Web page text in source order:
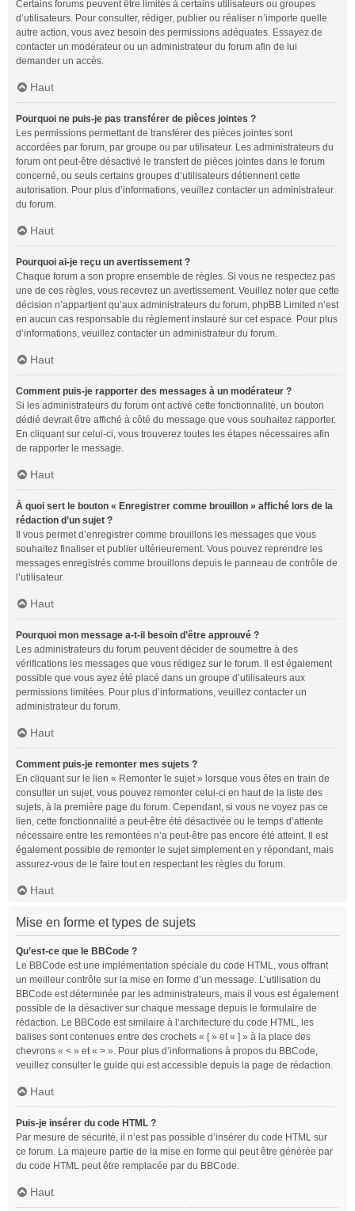
Certains forums peuvent être limités à certains utilisateurs ou groupes
d’utilisateurs. Pour consulter, rédiger, publier ou réaliser n’importe quelle
autre action, vous avez besoin des permissions adéquates. Essayez de
contacter un modérateur ou un administrateur du forum afin de lui
demander un accès.
Haut
Pourquoi ne puis-je pas transférer de pièces jointes ?
Les permissions permettant de transférer des pièces jointes sont
accordées par forum, par groupe ou par utilisateur. Les administrateurs du
forum ont peut-être désactivé le transfert de pièces jointes dans le forum
concerné, ou seuls certains groupes d’utilisateurs détiennent cette
autorisation. Pour plus d’informations, veuillez contacter un administrateur
du forum.
Haut
Pourquoi ai-je reçu un avertissement ?
Chaque forum a son propre ensemble de règles. Si vous ne respectez pas
une de ces règles, vous recevrez un avertissement. Veuillez noter que cette
décision n’appartient qu’aux administrateurs du forum, phpBB Limited n’est
en aucun cas responsable du règlement instauré sur cet espace. Pour plus
d’informations, veuillez contacter un administrateur du forum.
Haut
Comment puis-je rapporter des messages à un modérateur ?
Si les administrateurs du forum ont activé cette fonctionnalité, un bouton
dédié devrait être affiché à côté du message que vous souhaitez rapporter.
En cliquant sur celui-ci, vous trouverez toutes les étapes nécessaires afin
de rapporter le message.
Haut
À quoi sert le bouton « Enregistrer comme brouillon » affiché lors de la
rédaction d’un sujet ?
Il vous permet d’enregistrer comme brouillons les messages que vous
souhaitez finaliser et publier ultérieurement. Vous pouvez reprendre les
messages enregistrés comme brouillons depuis le panneau de contrôle de
l’utilisateur.
Haut
Pourquoi mon message a-t-il besoin d’être approuvé ?
Les administrateurs du forum peuvent décider de soumettre à des
vérifications les messages que vous rédigez sur le forum. Il est également
possible que vous ayez été placé dans un groupe d’utilisateurs aux
permissions limitées. Pour plus d’informations, veuillez contacter un
administrateur du forum.
Haut
Comment puis-je remonter mes sujets ?
En cliquant sur le lien « Remonter le sujet » lorsque vous êtes en train de
consulter un sujet, vous pouvez remonter celui-ci en haut de la liste des
sujets, à la première page du forum. Cependant, si vous ne voyez pas ce
lien, cette fonctionnalité a peut-être été désactivée ou le temps d’attente
nécessaire entre les remontées n’a peut-être pas encore été atteint. Il est
également possible de remonter le sujet simplement en y répondant, mais
assurez-vous de le faire tout en respectant les règles du forum.
Haut
Mise en forme et types de sujets
Qu’est-ce que le BBCode ?
Le BBCode est une implémentation spéciale du code HTML, vous offrant
un meilleur contrôle sur la mise en forme d’un message. L’utilisation du
BBCode est déterminée par les administrateurs, mais il vous est également
possible de la désactiver sur chaque message depuis le formulaire de
rédaction. Le BBCode est similaire à l’architecture du code HTML, les
balises sont contenues entre des crochets « [ » et « ] » à la place des
chevrons « < » et « > ». Pour plus d’informations à propos du BBCode,
veuillez consulter le guide qui est accessible depuis la page de rédaction.
Haut
Puis-je insérer du code HTML ?
Par mesure de sécurité, il n’est pas possible d’insérer du code HTML sur
ce forum. La majeure partie de la mise en forme qui peut être générée par
du code HTML peut être remplacée par du BBCode.
Haut